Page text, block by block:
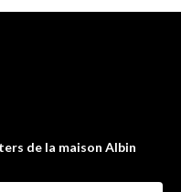
de la maison Albin